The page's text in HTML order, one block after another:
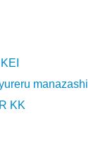
manazashi
KK